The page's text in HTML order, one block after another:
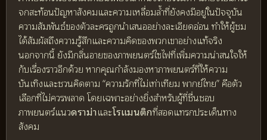
จกสะท้อนปัญหาสังคมและความเหลื่อมล้ำที่ยังคงมีอยู่ในปัจจุบัน
ความสัมพันธ์ของตัวละครถูกนำเสนออย่างละเอียดอ่อน ทำให้ผู้ชม
ได้สัมผัสถึงความรู้สึกและความคิดของพวกเขาอย่างแท้จริง
นอกจากนี้ ยังมีกลิ่นอายของภาพยนตร์ไซไฟที่เพิ่มความน่าสนใจให้
กับเรื่องราวอีกด้วย หากคุณกำลังมองหาภาพยนตร์ที่ให้ความ
บันเทิงและชวนคิดตาม “ความรักที่ไม่เท่าเทียม พากย์ไทย” คือตัว
เลือกที่ไม่ควรพลาด โดยเฉพาะอย่างยิ่งสำหรับผู้ที่ชื่นชอบ
ภาพยนตร์แนวดราม่าและโรแมนติกที่สอดแทรกประเด็นทาง
สังคม